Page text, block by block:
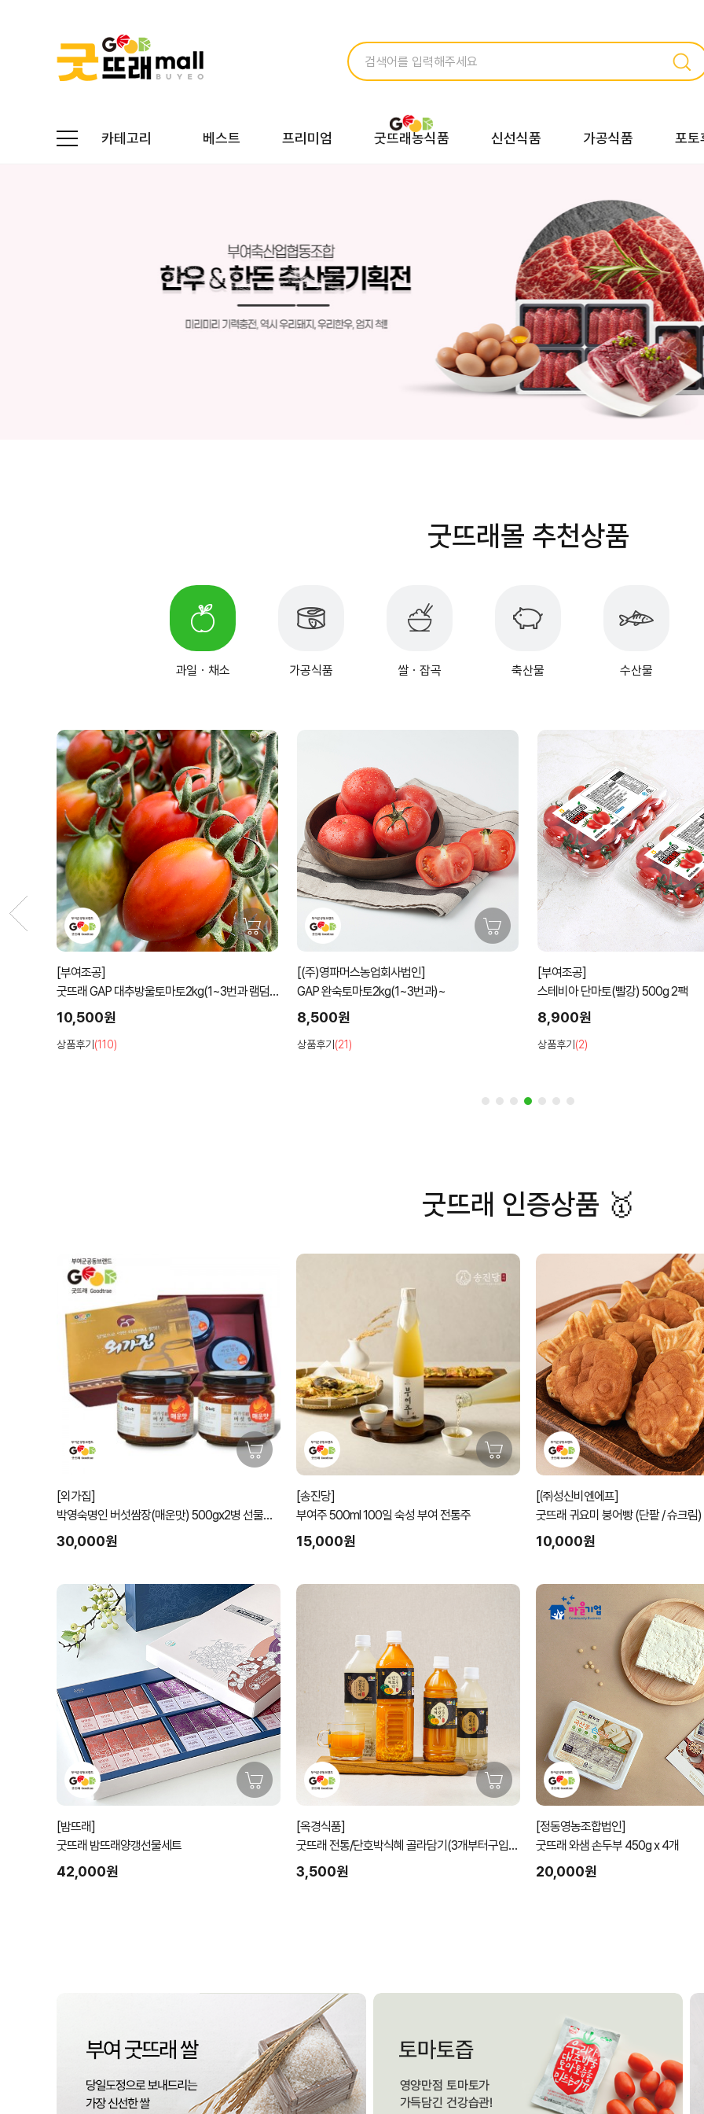
카테고리 베스트 프리미엄 굿뜨래농식품 신선식품 가공식품 포토
굿뜨래몰 추천상품
과일ㆍ채소 가공식품 쌀ㆍ잡곡 축산물 수산물
[부여조공]
굿뜨래 GAP 대추방울토마토2kg(1~3번과 램덤
과)
10,500원
상품후기 (110)
[(주)영파머스농업회사법인]
GAP 완숙토마토2kg(1~3번과)~
8,500원
상품후기 (21)
[부여조공]
스테비아 단마토(빨강) 500g 2팩
8,900원
상품후기 (2)
굿뜨래 인증상품 🥇
[외가집]
박영숙명인 버섯쌈장(매운맛) 500gx2병 선물세
트
30,000원
[송진당]
부여주 500ml 100일 숙성 부여 전통주
15,000원
[㈜성신비엔에프]
굿뜨래 귀요미 붕어빵 (단팥 / 슈크림)
10,000원
[밤뜨래]
굿뜨래 밤뜨래양갱선물세트
42,000원
[옥경식품]
굿뜨래 전통/단호박식혜 골라담기(3개부터구입가
능)
3,500원
[정동영농조합법인]
굿뜨래 와샘 손두부 450g x 4개
20,000원